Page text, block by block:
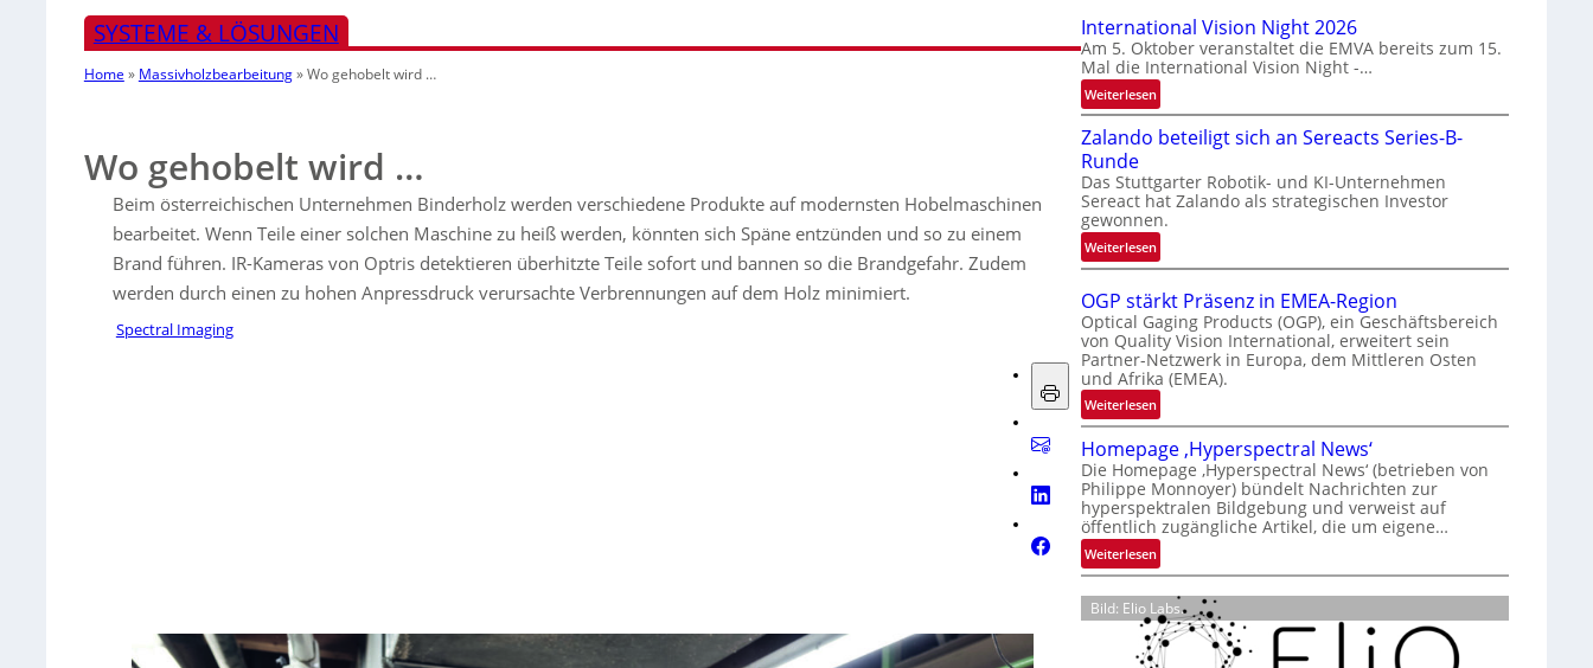
SYSTEME & LÖSUNGEN
Home » Massivholzbearbeitung»Wo gehobelt wird …
Wo gehobelt wird …
Beim österreichischen Unternehmen Binderholz werden verschiedene Produkte auf modernsten Hobelmaschinen
bearbeitet. Wenn Teile einer solchen Maschine zu heiß werden, könnten sich Späne entzünden und so zu einem
Brand führen. IR-Kameras von Optris detektieren überhitzte Teile sofort und bannen so die Brandgefahr. Zudem
werden durch einen zu hohen Anpressdruck verursachte Verbrennungen auf dem Holz minimiert.
Spectral Imaging
International Vision Night 2026
Am 5. Oktober veranstaltet die EMVA bereits zum 15.
Mal die International Vision Night -…
Weiterlesen:
I
n
e
r
n
a
t
i
o
n
a
l
V
i
s
i
o
n
N
i
h
t
2
Zalando beteiligt sich an Sereacts Series-B-
Runde
Das Stuttgarter Robotik- und KI-Unternehmen
Sereact hat Zalando als strategischen Investor
gewonnen.
Weiterlesen:
Z
a
l
a
n
d
o
b
e
t
e
i
l
i
t
s
i
OGP stärkt Präsenz in EMEA-Region
Optical Gaging Products (OGP), ein Geschäftsbereich
von Quality Vision International, erweitert sein
Partner-Netzwerk in Europa, dem Mittleren Osten
und Afrika (EMEA).
Weiterlesen:
O
G
P
s
t
ä
r
t
P
r
Homepage ‚Hyperspectral News‘
Die Homepage ‚Hyperspectral News‘ (betrieben von
Philippe Monnoyer) bündelt Nachrichten zur
hyperspektralen Bildgebung und verweist auf
öffentlich zugängliche Artikel, die um eigene…
Weiterlesen:
H
o
m
e
Bild: Elio Labs.